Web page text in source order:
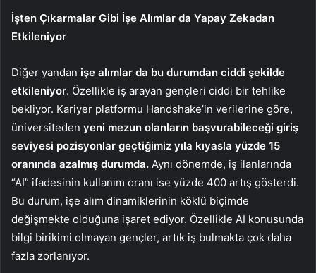
İşten Çıkarmalar Gibi İşe Alımlar da Yapay Zekadan
Etkileniyor
Diğer yandan işe alımlar da bu durumdan ciddi şekilde
etkileniyor. Özellikle iş arayan gençleri ciddi bir tehlike
bekliyor. Kariyer platformu Handshake’in verilerine göre,
üniversiteden yeni mezun olanların başvurabileceği giriş
seviyesi pozisyonlar geçtiğimiz yıla kıyasla yüzde 15
oranında azalmış durumda. Aynı dönemde, iş ilanlarında
“AI” ifadesinin kullanım oranı ise yüzde 400 artış gösterdi.
Bu durum, işe alım dinamiklerinin köklü biçimde
değişmekte olduğuna işaret ediyor. Özellikle AI konusunda
bilgi birikimi olmayan gençler, artık iş bulmakta çok daha
fazla zorlanıyor.